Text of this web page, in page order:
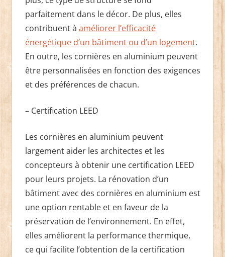
parfaitement dans le décor. De plus, elles
contribuent à améliorer l’efficacité
énergétique d’un bâtiment ou d’un logement.
En outre, les cornières en aluminium peuvent
être personnalisées en fonction des exigences
et des préférences de chacun.
– Certification LEED
Les cornières en aluminium peuvent
largement aider les architectes et les
concepteurs à obtenir une certification LEED
pour leurs projets. La rénovation d’un
bâtiment avec des cornières en aluminium est
une option rentable et en faveur de la
préservation de l’environnement. En effet,
elles améliorent la performance thermique,
ce qui facilite l’obtention de la certification